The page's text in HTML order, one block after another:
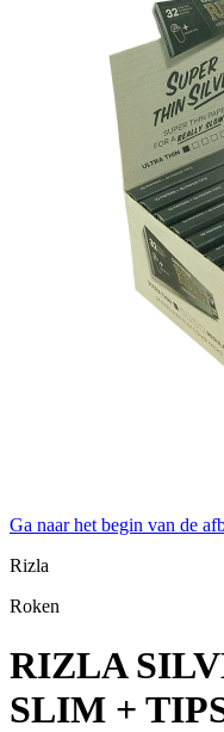
Ga naar het begin van de
Rizla
Roken
RIZLA
SLIM +